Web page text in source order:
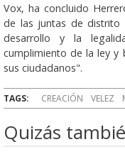
Vox, ha concluido
de las juntas de distrito
desarrollo y la
cumplimiento de la ley y
sus ciudadanos".
TAGS: CREACIÓN VELEZ
Quizás